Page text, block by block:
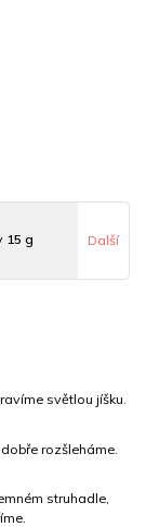
15 g Další
světlou jíšku.
rozšleháme.
struhadle,